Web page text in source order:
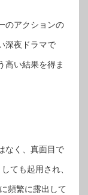
のアクションの
深夜ドラマで
高い結果を得ま
なく、真面目で
ても起用され、
頻繁に露出して